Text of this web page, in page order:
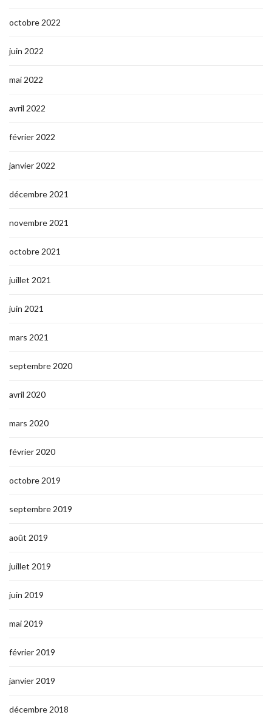
octobre 2022
juin 2022
mai 2022
avril 2022
février 2022
janvier 2022
décembre 2021
novembre 2021
octobre 2021
juillet 2021
juin 2021
mars 2021
septembre 2020
avril 2020
mars 2020
février 2020
octobre 2019
septembre 2019
août 2019
juillet 2019
juin 2019
mai 2019
février 2019
janvier 2019
décembre 2018